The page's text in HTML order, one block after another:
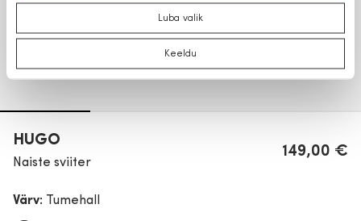
Luba valik
Keeldu
HUGO
Naiste sviiter
149,00 €
Värv: Tumehall